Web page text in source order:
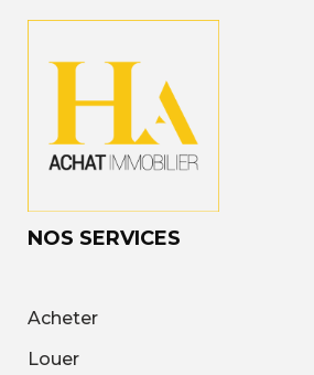
NOS SERVICES
Acheter
Louer